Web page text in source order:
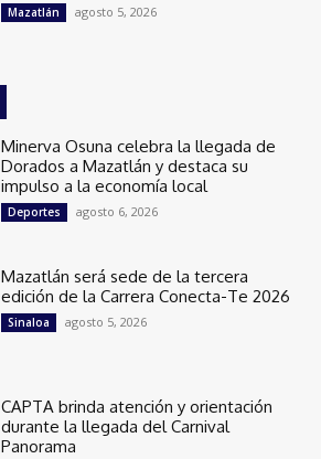
Mazatlán agosto 5, 2026
Minerva Osuna celebra la llegada de
Dorados a Mazatlán y destaca su
impulso a la economía local
Deportes agosto 6, 2026
Mazatlán será sede de la tercera
edición de la Carrera Conecta-Te 2026
Sinaloa agosto 5, 2026
CAPTA brinda atención y orientación
durante la llegada del Carnival
Panorama